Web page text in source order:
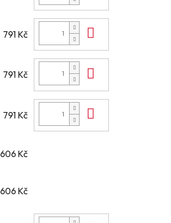
791 Kč
791 Kč
791 Kč
606 Kč
606 Kč